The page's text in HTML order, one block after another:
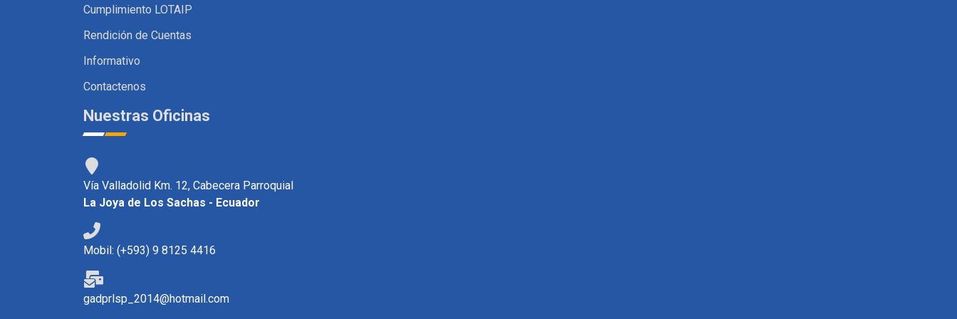
Cumplimiento LOTAIP
Rendición de Cuentas
Informativo
Contactenos
Nuestras Oficinas
Vía Valladolid Km. 12, Cabecera Parroquial
La Joya de Los Sachas - Ecuador
Mobil: (+593) 9 8125 4416
gadprlsp_2014@hotmail.com